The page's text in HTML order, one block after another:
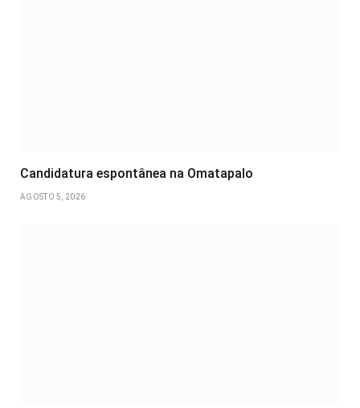
Candidatura espontânea na Omatapalo
AGOSTO 5, 2026